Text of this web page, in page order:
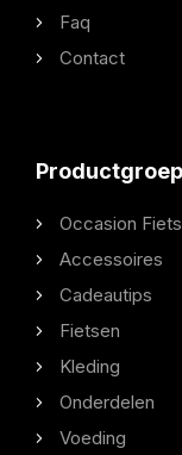
Faq
Contact
Occasion
Accessoires
Cadeautips
Fietsen
Kleding
Onderdelen
Voeding